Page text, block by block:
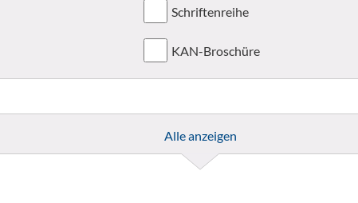
Schriftenreihe
KAN-Broschüre
Alle anzeigen